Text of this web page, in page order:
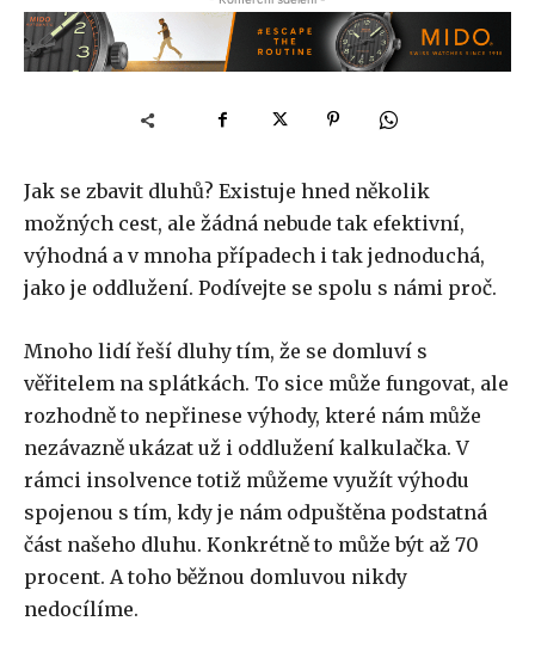
Jak se zbavit dluhů? Existuje hned několik
možných cest, ale žádná nebude tak efektivní,
výhodná a v mnoha případech i tak jednoduchá,
jako je oddlužení. Podívejte se spolu s námi proč.
Mnoho lidí řeší dluhy tím, že se domluví s
věřitelem na splátkách. To sice může fungovat, ale
rozhodně to nepřinese výhody, které nám může
nezávazně ukázat už i oddlužení kalkulačka. V
rámci insolvence totiž můžeme využít výhodu
spojenou s tím, kdy je nám odpuštěna podstatná
část našeho dluhu. Konkrétně to může být až 70
procent. A toho běžnou domluvou nikdy
nedocílíme.